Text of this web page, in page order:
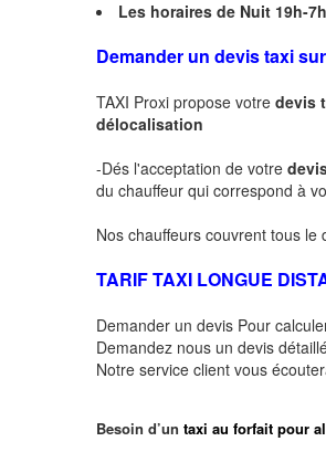
Les horaires de Nuit 19h-7h
Demander un devis taxi
TAXI Proxi propose votre devis
délocalisation
-Dés l'acceptation de votre
du chauffeur qui correspond à
Nos chauffeurs couvrent tous
TARIF TAXI LONGUE
Demander un devis Pour
Demandez nous un devis
Notre service client vous
Besoin d’un taxi au forfait pour